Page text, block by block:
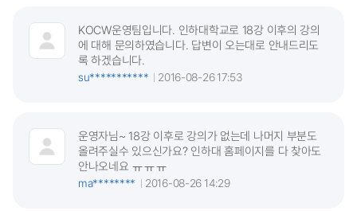
KOCW운영팀입니다. 인하대학교로 18강 이후의 강의
에 대해 문의하였습니다. 답변이 오는대로 안내드리도
록 하겠습니다.
su***********
2016-08-26 17:53
운영자님~ 18강 이후로 강의가 없는데 나머지 부분도
올려주실수 있으신가요? 인하대 홈페이지를 다 찾아도
안나오네요 ㅠㅠㅠ
ma********
2016-08-26 14:29